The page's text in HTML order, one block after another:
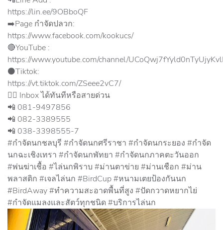
https://lin.ee/9OBboQF
➡️Page กำจัดปลวก:
https://www.facebook.com/kookucs/
🔴YouTube :
https://www.youtube.com/channel/
⚫️Tiktok:
https://vt.tiktok.com/ZSeee2vC7/
✍🏻 Inbox ได้ทันทีหรือสายด่วน
📲 081-9497856
📲 082-3389555
📲 038-3398555-7
#กำจัดนกชลบุรี #กำจัดนกศรีราชา #กำจัดนกระยอง #กำจัด
นกฉะเชิงเทรา #กำจัดนกพัทยา #กำจัดนกภาคตะวันออก
#พ่นฆ่าเชื้อ #ไล่นกพิราบ #ม่านตาข่าย #ม่านเชือก #ม่าน
พลาสติก #เจลไล่นก #BirdCup #หนามเตยป้องกันนก
#BirdAway #ทำความสะอาดพื้นที่สูง #ปัดกวาดหยากไย่
#กำจัดแมลงและสัตว์ทุกชนิด #บริการไล่นก